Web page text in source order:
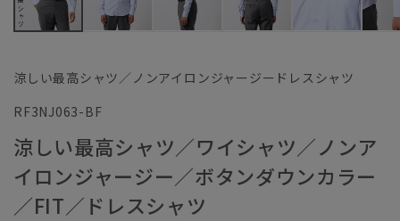
涼しい最高シャツ／ノンアイロンジャージードレスシャツ
RF3NJ063-BF
涼しい最高シャツ／ワイシャツ／ノンア
イロンジャージー／ボタンダウンカラー
／FIT／ドレスシャツ